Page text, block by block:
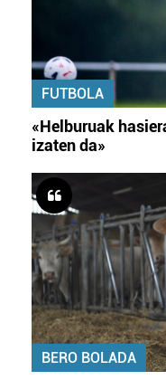
FUTBOLA
«Helburuak
izaten da»
BERO BOLADA